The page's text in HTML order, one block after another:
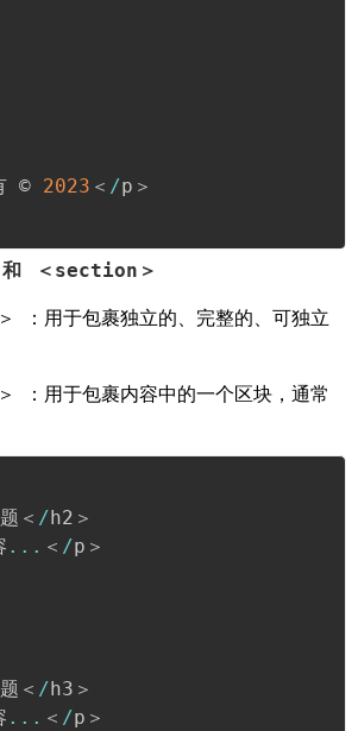
©
2023 ＜ /p＞
和 ＜section＞
‌：用于包裹独立的、完整的、可独立
‌：用于包裹内容中的一个区块，通常
＜
/ h2＞
... ＜ /p＞
＜
/ h3＞
... ＜ /p＞